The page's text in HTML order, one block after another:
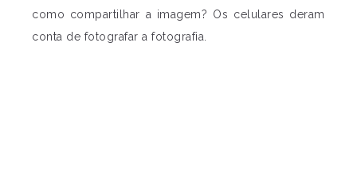
como compartilhar a imagem? Os celulares deram
conta de fotografar a fotografia.